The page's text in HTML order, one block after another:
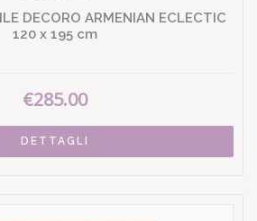
DECORO ARMENIAN ECLECTIC
120 x 195 cm
€285.00
DETTAGLI